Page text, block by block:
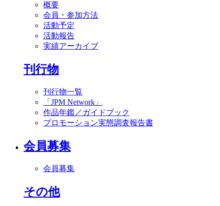
概要
会員・参加方法
活動予定
活動報告
実績アーカイブ
刊行物
刊行物一覧
「JPM Network」
作品年鑑／ガイドブック
プロモーション実態調査報告書
会員募集
会員募集
その他